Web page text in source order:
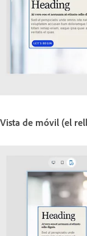
Vista de móvil (el